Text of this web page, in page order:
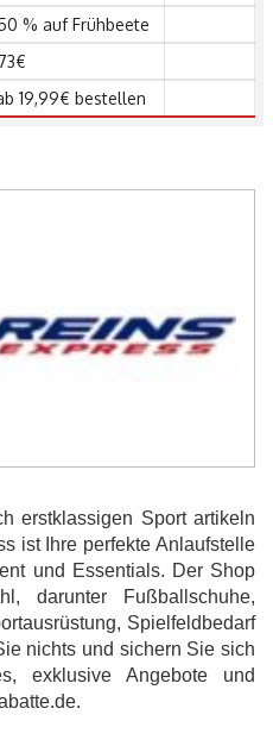
% auf Frühbeete
19,99€ bestellen
erstklassigen Sport artikeln
ist Ihre perfekte Anlaufstelle
und Essentials. Der Shop
darunter Fußballschuhe,
Spielfeldbedarf
nichts und sichern Sie sich
exklusive Angebote und